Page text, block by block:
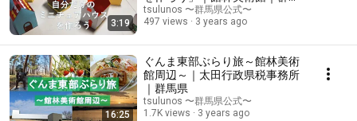
3:19
県
tsulunos 〜群馬県公式〜
497 views
3 years ago
16:25
ぐんま東部ぶらり旅～館林美術
館周辺～｜太田行政県税事務所
｜群馬県
tsulunos 〜群馬県公式〜
1.7K views
3 years ago